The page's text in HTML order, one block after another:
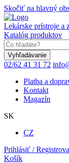
Skočiť na hlavný
Lekárske prístroje a
Katalóg produktov
02/62 41 31 72
Platba a
Kontakt
Magazín
SK
CZ
Prihlásiť /
Košík